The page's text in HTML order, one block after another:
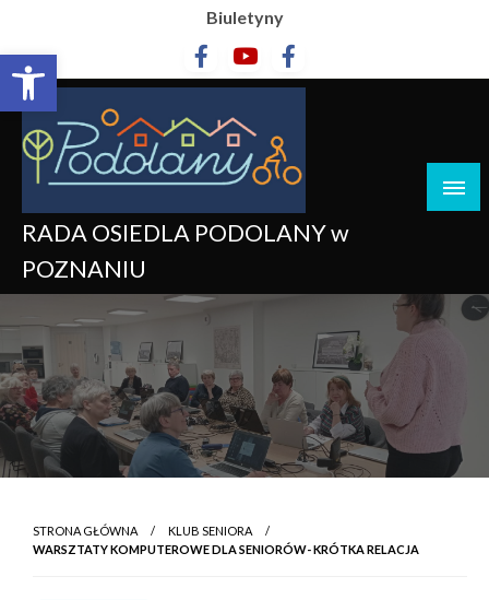
Otwórz pasek narzędzi
Biuletyny
RADA OSIEDLA PODOLANY w
POZNANIU
STRONA GŁÓWNA
KLUB SENIORA
WARSZTATY KOMPUTEROWE DLA SENIORÓW- KRÓTKA RELACJA